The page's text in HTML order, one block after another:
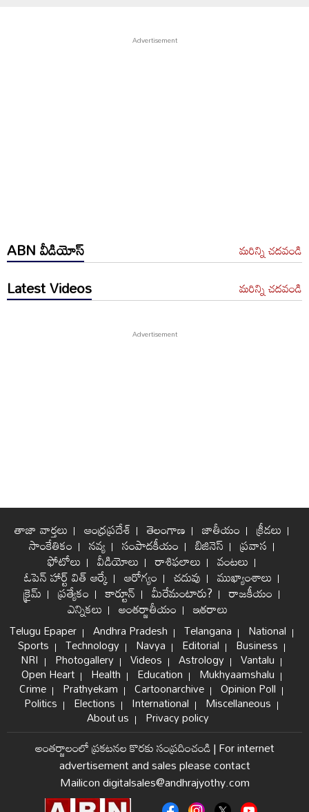
ABN వీడియోస్ మరిన్ని చదవండి
Latest Videos మరిన్ని చదవండి
తాజా వార్తలు ఆంధ్రప్రదేశ్ తెలంగాణ జాతీయం క్రీడలు
సాంకేతికం నవ్య సంపాదకీయం బిజినెస్ ప్రవాస
ఫోటోలు వీడియోలు రాశిఫలాలు వంటలు
ఓపెన్ హార్ట్ విత్ ఆర్కే ఆరోగ్యం చదువు ముఖ్యాంశాలు
క్రైమ్ ప్రత్యేకం కార్టూన్ మీరేమంటారు? రాజకీయం
ఎన్నికలు అంతర్జాతీయం ఇతరాలు
Telugu Epaper Andhra Pradesh Telangana National
Sports Technology Navya Editorial Business
NRI Photogallery Videos Astrology Vantalu
Open Heart Health Education Mukhyaamshalu
Crime Prathyekam Cartoonarchive Opinion Poll
Politics Elections International Miscellaneous
About us Privacy policy
అంతర్జాలంలో ప్రకటనల కొరకు సంప్రదించండి|For internet
advertisement and sales please contact
Mailicon digitalsales@andhrajyothy.com